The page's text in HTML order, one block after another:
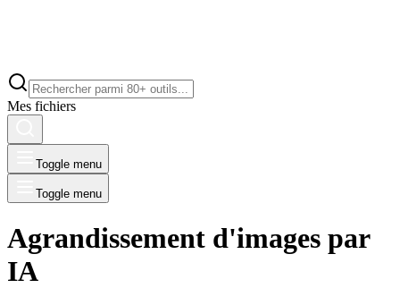
Mes fichiers
Toggle menu
Toggle menu
Agrandissement d'images par
IA